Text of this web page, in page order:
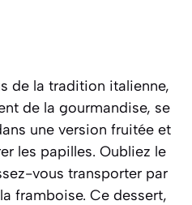
de la tradition italienne,
de la gourmandise, se
une version fruitée et
les papilles. Oubliez le
vous transporter par
framboise. Ce dessert,